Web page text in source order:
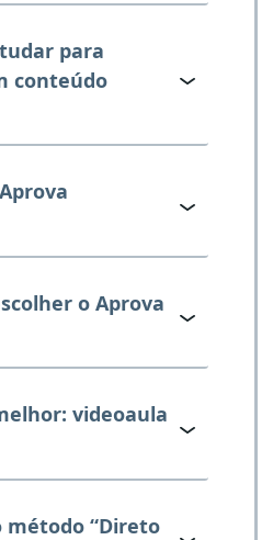
para
conteúdo
o Aprova
videoaula
método “Direto